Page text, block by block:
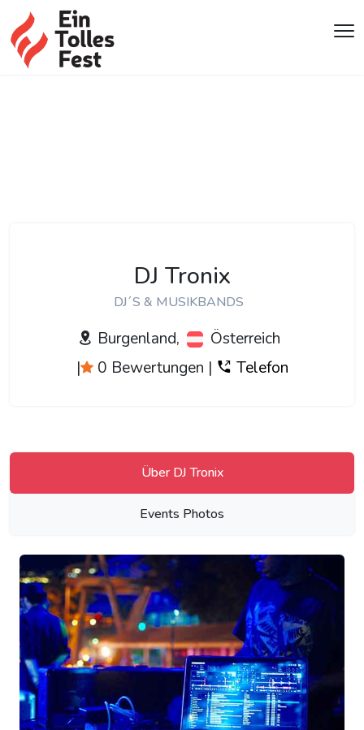
DJ Tronix
DJ´S & MUSIKBANDS
Burgenland,
Österreich
|
0 Bewertungen | Telefon
Über DJ Tronix
Events Photos